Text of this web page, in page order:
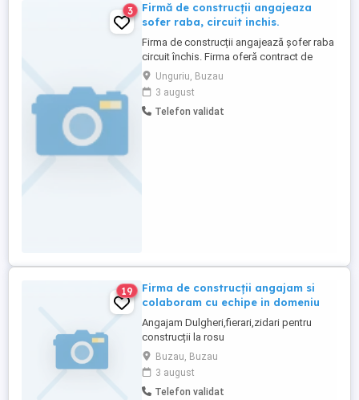
3
Firmă de construcții angajeaza
sofer raba, circuit inchis.
Firma de construcții angajează șofer raba
circuit închis. Firma oferă contract de
munca perioadă nedeterminata, program
8 ore, salariu atractiv.
Unguriu, Buzau
3 august
Telefon validat
19
Firma de construcții angajam si
colaboram cu echipe in domeniu
Angajam Dulgheri,fierari,zidari pentru
construcții la rosu
Buzau, Buzau
3 august
Telefon validat